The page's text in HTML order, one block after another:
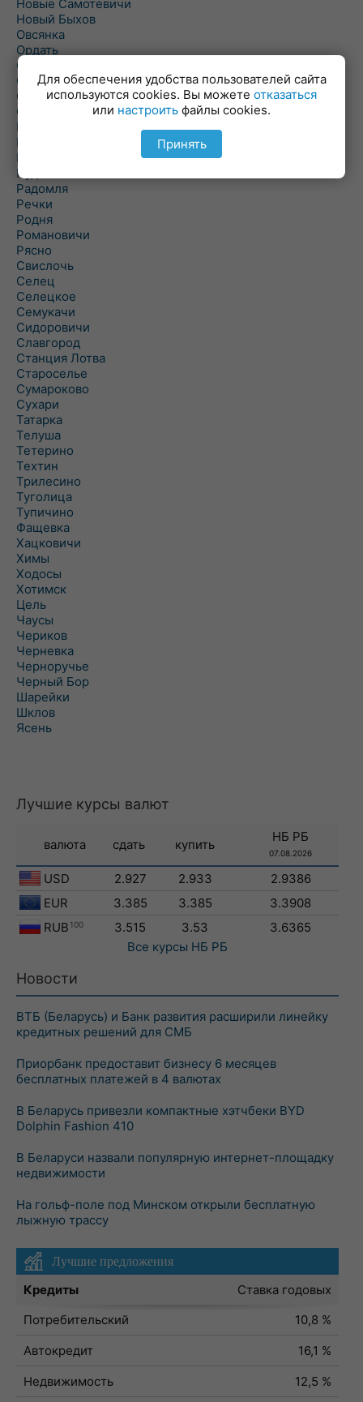
Новые Самотевичи
Новый Быхов
Овсянка
Ордать
Ореховка
Осиновка
Осиповичи
Осово
Павловичи
Паршино
Петуховка
Пудовня
Радомля
Речки
Родня
Романовичи
Рясно
Свислочь
Селец
Селецкое
Семукачи
Сидоровичи
Славгород
Станция Лотва
Староселье
Сумароково
Сухари
Татарка
Телуша
Тетерино
Техтин
Трилесино
Туголица
Тупичино
Фащевка
Хацковичи
Химы
Ходосы
Хотимск
Цель
Чаусы
Чериков
Черневка
Черноручье
Черный Бор
Шарейки
Шклов
Ясень
Лучшие курсы валют
валюта сдать купить
НБ РБ
07.08.2026
USD 2.927 2.933
2.9386
EUR
3.385 3.385
3.3908
RUB 100 3.515 3.53
3.6365
Все курсы НБ РБ
Новости
ВТБ (Беларусь) и Банк развития расширили линейку
кредитных решений для СМБ
Приорбанк предоставит бизнесу 6 месяцев
бесплатных платежей в 4 валютах
В Беларусь привезли компактные хэтчбеки BYD
Dolphin Fashion 410
В Беларуси назвали популярную интернет-площадку
недвижимости
На гольф-поле под Минском открыли бесплатную
лыжную трассу
Лучшие предложения
Кредиты
Ставка годовых
Потребительский
10,8 %
Автокредит
16,1 %
Недвижимость
12,5 %
Для обеспечения удобства пользователей сайта
используются cookies. Вы можете отказаться
или настроить файлы cookies.
Принять